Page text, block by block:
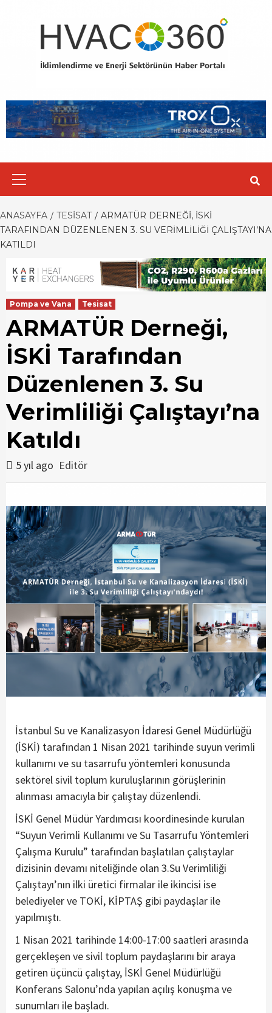
ANASAYFA TESISAT
ARMATÜR DERNEĞI, İSKİ
TARAFINDAN DÜZENLENEN 3. SU VERIMLILIĞI ÇALIŞTAYI’NA
KATILDI
Pompa ve Vana Tesisat
ARMATÜR Derneği,
İSKİ Tarafından
Düzenlenen 3. Su
Verimliliği Çalıştayı’na
Katıldı
5 yıl ago Editör
İstanbul Su ve Kanalizasyon İdaresi Genel Müdürlüğü
(İSKİ) tarafından 1 Nisan 2021 tarihinde suyun verimli
kullanımı ve su tasarrufu yöntemleri konusunda
sektörel sivil toplum kuruluşlarının görüşlerinin
alınması amacıyla bir çalıştay düzenlendi.
İSKİ Genel Müdür Yardımcısı koordinesinde kurulan
“Suyun Verimli Kullanımı ve Su Tasarrufu Yöntemleri
Çalışma Kurulu” tarafından başlatılan çalıştaylar
dizisinin devamı niteliğinde olan 3.Su Verimliliği
Çalıştayı’nın ilki üretici firmalar ile ikincisi ise
belediyeler ve TOKİ, KİPTAŞ gibi paydaşlar ile
yapılmıştı.
1 Nisan 2021 tarihinde 14:00-17:00 saatleri arasında
gerçekleşen ve sivil toplum paydaşlarını bir araya
getiren üçüncü çalıştay, İSKİ Genel Müdürlüğü
Konferans Salonu’nda yapılan açılış konuşma ve
sunumları ile başladı.